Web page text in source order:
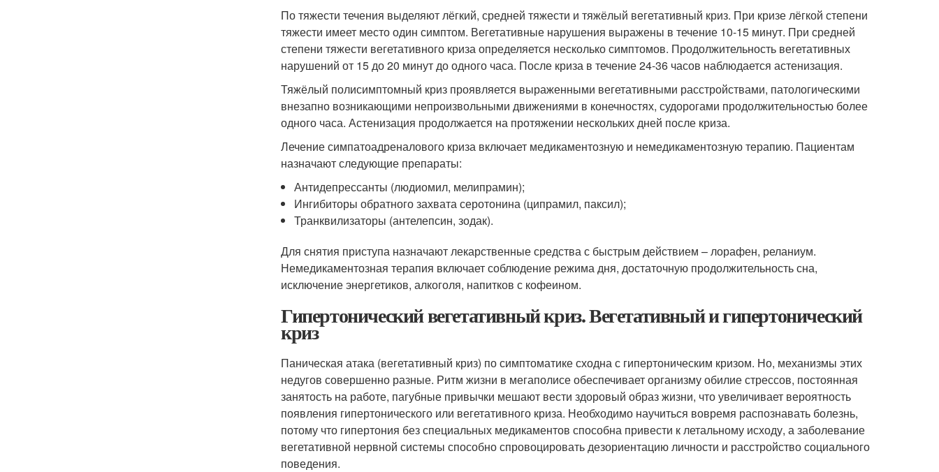
По тяжести течения выделяют лёгкий, средней тяжести и тяжёлый вегетативный криз. При кризе лёгкой степени
тяжести имеет место один симптом. Вегетативные нарушения выражены в течение 10-15 минут. При средней
степени тяжести вегетативного криза определяется несколько симптомов. Продолжительность вегетативных
нарушений от 15 до 20 минут до одного часа. После криза в течение 24-36 часов наблюдается астенизация.
Тяжёлый полисимптомный криз проявляется выраженными вегетативными расстройствами, патологическими
внезапно возникающими непроизвольными движениями в конечностях, судорогами продолжительностью более
одного часа. Астенизация продолжается на протяжении нескольких дней после криза.
Лечение симпатоадреналового криза включает медикаментозную и немедикаментозную терапию. Пациентам
назначают следующие препараты:
Антидепрессанты (людиомил, мелипрамин);
Ингибиторы обратного захвата серотонина (ципрамил, паксил);
Транквилизаторы (антелепсин, зодак).
Для снятия приступа назначают лекарственные средства с быстрым действием – лорафен, реланиум.
Немедикаментозная терапия включает соблюдение режима дня, достаточную продолжительность сна,
исключение энергетиков, алкоголя, напитков с кофеином.
Гипертонический вегетативный криз. Вегетативный и гипертонический
криз
Паническая атака (вегетативный криз) по симптоматике сходна с гипертоническим кризом. Но, механизмы этих
недугов совершенно разные. Ритм жизни в мегаполисе обеспечивает организму обилие стрессов, постоянная
занятость на работе, пагубные привычки мешают вести здоровый образ жизни, что увеличивает вероятность
появления гипертонического или вегетативного криза. Необходимо научиться вовремя распознавать болезнь,
потому что гипертония без специальных медикаментов способна привести к летальному исходу, а заболевание
вегетативной нервной системы способно спровоцировать дезориентацию личности и расстройство социального
поведения.